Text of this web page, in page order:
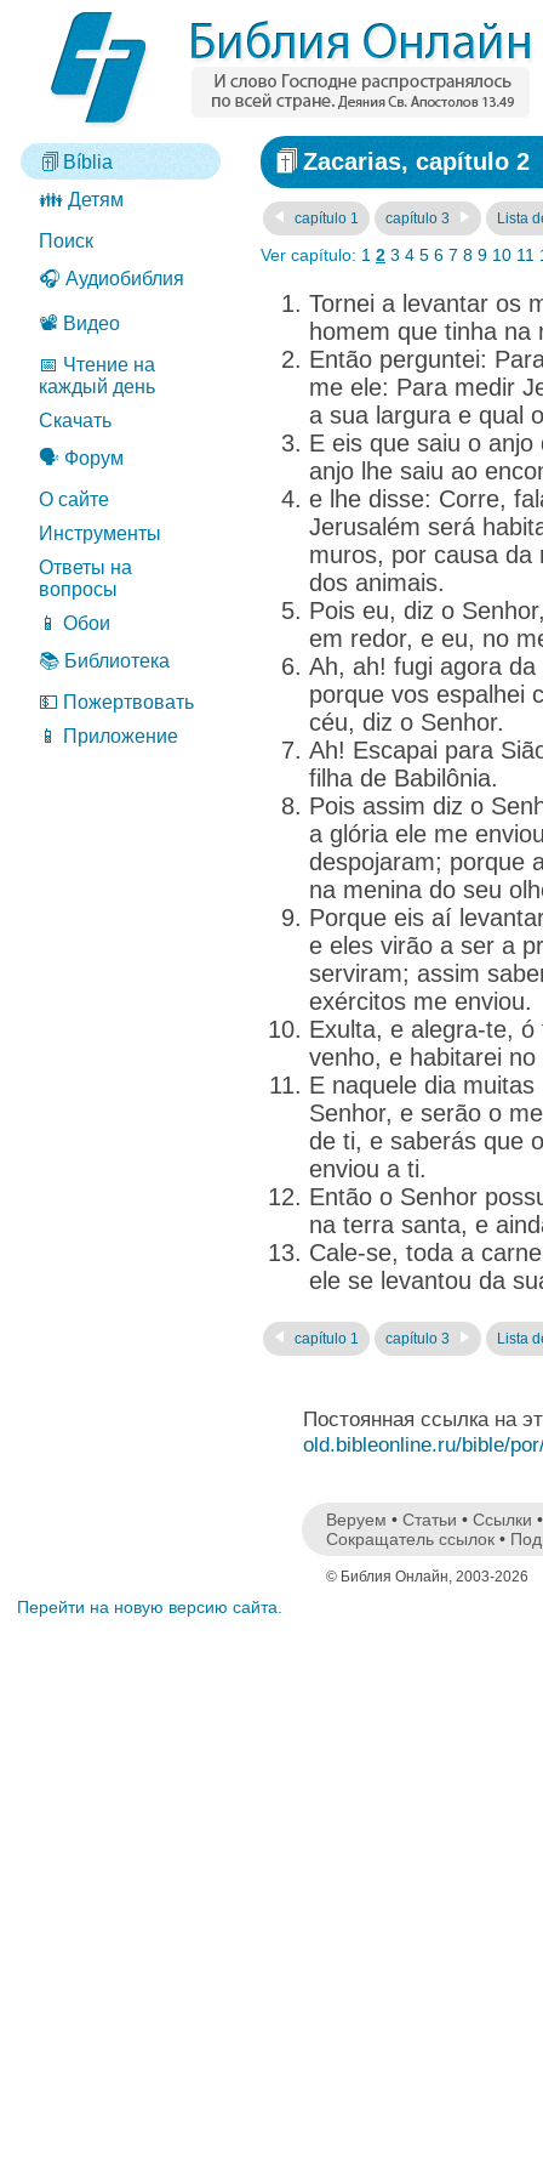
Bíblia
👪 Детям
Поиск
🎧 Аудиобиблия
📽️ Видео
📅 Чтение на
каждый день
Скачать
🗣️ Форум
О сайте
Инструменты
Ответы на
вопросы
📱 Обои
📚 Библиотека
💵 Пожертвовать
📱 Приложение
Zacarias, capítulo 2
capítulo 1 capítulo 3 Lista
Ver capítulo: 1 2 3 4 5 6 7 8 9 10 11
Tornei a levantar os
homem que tinha na
Então perguntei:
me ele: Para medir
a sua largura e qual
E eis que saiu o
anjo lhe saiu ao
e lhe disse: Corre,
Jerusalém será
muros, por causa da
dos animais.
Pois eu, diz o
em redor, e eu, no
Ah, ah! fugi agora
porque vos espalhei
céu, diz o Senhor.
Ah! Escapai para
filha de Babilônia.
Pois assim diz o
a glória ele me
despojaram; porque
na menina do seu
Porque eis aí
e eles virão a ser a
serviram; assim
exércitos me enviou.
Exulta, e alegra-te,
venho, e habitarei
E naquele dia
Senhor, e serão o
de ti, e saberás que
enviou a ti.
Então o Senhor
na terra santa, e
Cale-se, toda a
ele se levantou da
capítulo 1 capítulo 3 Lista
Постоянная ссылка на
old.bibleonline.ru/bible/
Веруем • Статьи • Ссылки
Сокращатель ссылок •
© Библия Онлайн, 2003-2026
Перейти на новую версию сайта.